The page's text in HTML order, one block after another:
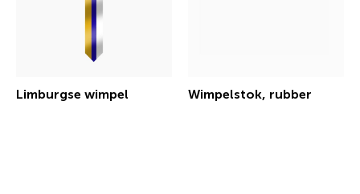
Limburgse wimpel Wimpelstok, rubber